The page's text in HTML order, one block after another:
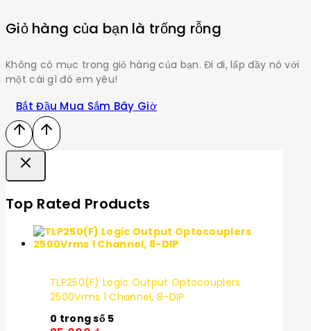
Giỏ hàng của bạn là trống rỗng
Không có mục trong giỏ hàng của bạn. Đi đi, lấp đầy nó với
một cái gì đó em yêu!
Bắt Đầu Mua Sắm Bây Giờ
Top Rated Products
TLP250(F) Logic Output Optocouplers
2500Vrms 1 Channel, 8-DIP
0 trong số 5